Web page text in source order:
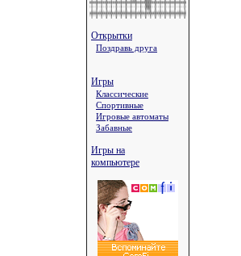
Открытки
Поздравь друга
Игры
Классические
Спортивные
Игровые автоматы
Забавные
Игры на
компьютере